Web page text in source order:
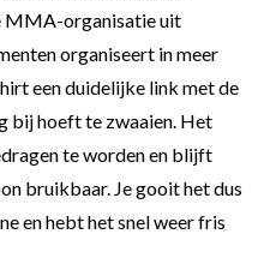
MMA-organisatie uit
organiseert in meer
een duidelijke link met de
bij hoeft te zwaaien. Het
te worden en blijft
bruikbaar. Je gooit het dus
en hebt het snel weer fris